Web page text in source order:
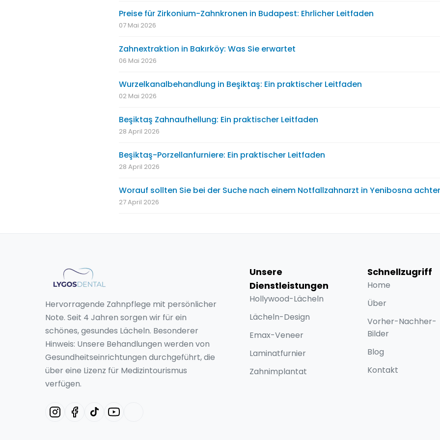
Preise für Zirkonium-Zahnkronen in Budapest: Ehrlicher Leitfaden
07 Mai 2026
Zahnextraktion in Bakırköy: Was Sie erwartet
06 Mai 2026
Wurzelkanalbehandlung in Beşiktaş: Ein praktischer Leitfaden
02 Mai 2026
Beşiktaş Zahnaufhellung: Ein praktischer Leitfaden
28 April 2026
Beşiktaş-Porzellanfurniere: Ein praktischer Leitfaden
28 April 2026
Worauf sollten Sie bei der Suche nach einem Notfallzahnarzt in Yenibosna
27 April 2026
Hervorragende Zahnpflege mit persönlicher
Note. Seit 4 Jahren sorgen wir für ein
schönes, gesundes Lächeln. Besonderer
Hinweis: Unsere Behandlungen werden von
Gesundheitseinrichtungen durchgeführt, die
über eine Lizenz für Medizintourismus
verfügen.
Unsere
Dienstleistungen
Hollywood-Lächeln
Lächeln-Design
Emax-Veneer
Laminatfurnier
Zahnimplantat
Schnellzugriff
Home
Über
Vorher-Nachher-
Bilder
Blog
Kontakt